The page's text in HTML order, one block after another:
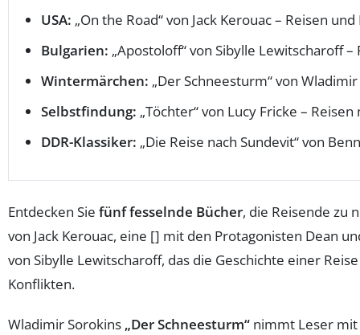
USA: „On the Road“ von Jack Kerouac – Reisen
Bulgarien: „Apostoloff“ von Sibylle Lewitscharoff
Wintermärchen: „Der Schneesturm“ von
Selbstfindung: „Töchter“ von Lucy Fricke –
DDR-Klassiker: „Die Reise nach Sundevit“ von
Entdecken Sie fünf fesselnde Bücher, die Reisende zu
von Jack Kerouac, eine [] mit den Protagonisten Dean
von Sibylle Lewitscharoff, das die Geschichte einer
Konflikten.
Wladimir Sorokins „Der Schneesturm“ nimmt Leser mit